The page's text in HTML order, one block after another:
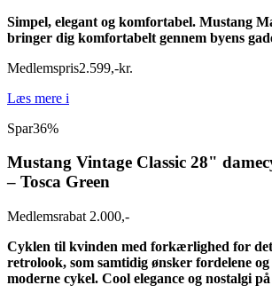
Simpel, elegant og komfortabel. Mustang
bringer dig komfortabelt gennem byens
Medlemspris2.599,-kr.
Læs mere i
Spar36%
Mustang Vintage Classic 28"
– Tosca Green
Medlemsrabat 2.000,-
Cyklen til kvinden med forkærlighed for det
retrolook, som samtidig ønsker fordelene
moderne cykel. Cool elegance og nostalgi